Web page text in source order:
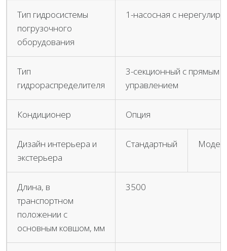
Тип гидросистемы
погрузочного
оборудования
1-насосная с
Тип
гидрораспределителя
3-секционный с прямым
управлением
Кондиционер Опция
Дизайн интерьера и
экстерьера
Стандартный
Длина, в
транспортном
положении с
основным ковшом, мм
3500